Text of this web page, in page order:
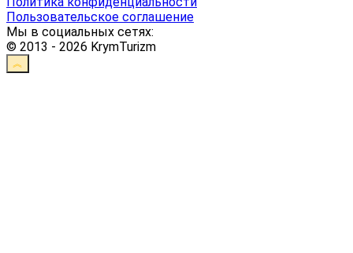
Пользовательское соглашение
Мы в социальных сетях:
© 2013 - 2026 KrymTurizm